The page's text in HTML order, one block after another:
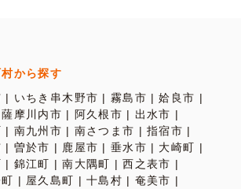
から探す
いちき串木野市 霧島市
姶良市
薩摩川内市 阿久根市
出水市
南九州市 南さつま市
指宿市
曽於市 鹿屋市 垂水市
大崎町
錦江町 南大隅町
西之表市
屋久島町 十島村
奄美市